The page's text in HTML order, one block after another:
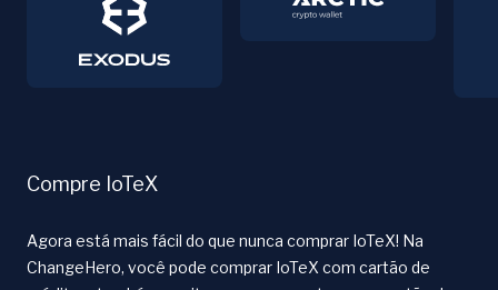
Compre IoTeX
Agora está mais fácil do que nunca comprar IoTeX! Na
ChangeHero, você pode comprar IoTeX com cartão de